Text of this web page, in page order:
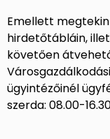
Emellett
hirdetőtábláin,
követően
ügyintézőinél
szerda: 08.00-